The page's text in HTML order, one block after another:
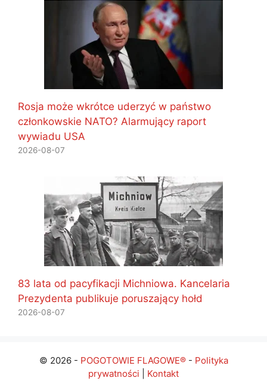
Rosja może wkrótce uderzyć w państwo
członkowskie NATO? Alarmujący raport
wywiadu USA
2026-08-07
83 lata od pacyfikacji Michniowa. Kancelaria
Prezydenta publikuje poruszający hołd
2026-08-07
© 2026 - POGOTOWIE FLAGOWE®- Polityka
prywatności
Kontakt